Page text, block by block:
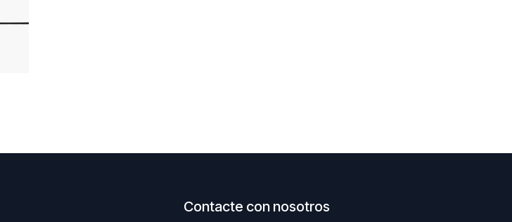
Contacte con nosotros